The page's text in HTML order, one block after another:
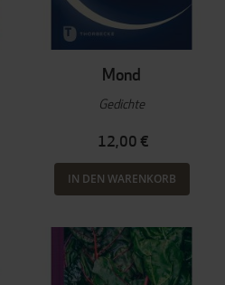
Mond
Gedichte
12,00 €
IN DEN WARENKORB